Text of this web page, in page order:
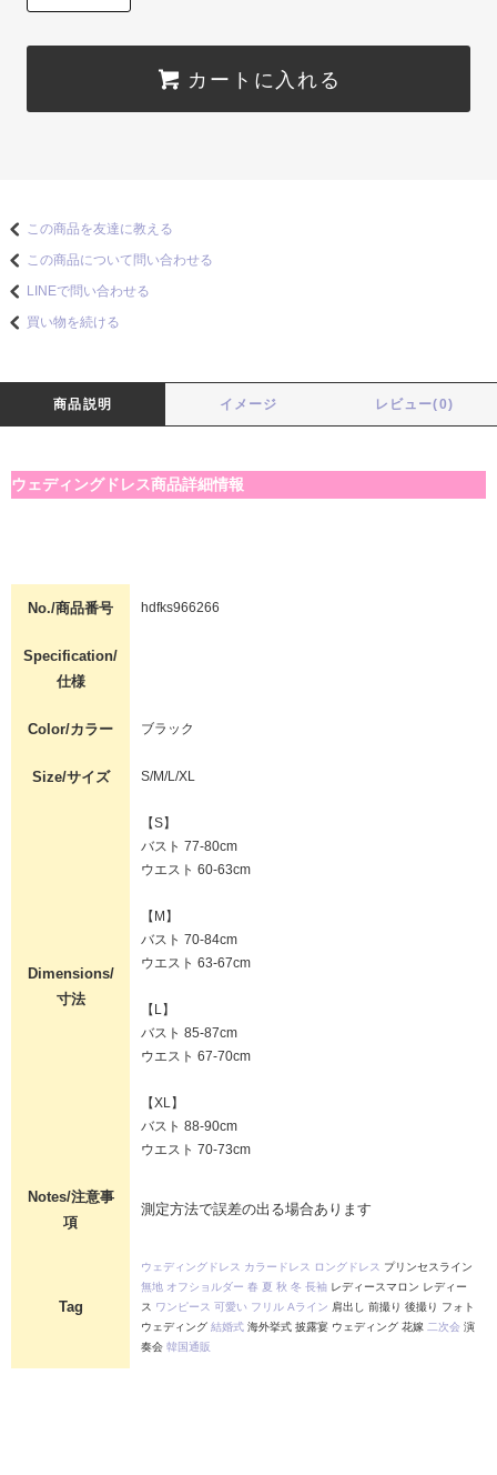
カートに入れる
この商品を友達に教える
この商品について問い合わせる
LINEで問い合わせる
買い物を続ける
商品説明 イメージ レビュー(0)
ウェディングドレス商品詳細情報
No./商品番号 hdfks966266
Specification/
仕様
Color/カラー ブラック
Size/サイズ S/M/L/XL
Dimensions/
寸法
【S】
バスト 77-80cm
ウエスト 60-63cm
【M】
バスト 70-84cm
ウエスト 63-67cm
【L】
バスト 85-87cm
ウエスト 67-70cm
【XL】
バスト 88-90cm
ウエスト 70-73cm
Notes/注意事
項
測定方法で誤差の出る場合あります
Tag
ウェディングドレス カラードレス ロングドレス プリンセスライン
無地 オフショルダー 春 夏 秋 冬 長袖 レディースマロン レディー
ス ワンピース 可愛い フリル Aライン 肩出し 前撮り 後撮り フォト
ウェディング 結婚式 海外挙式 披露宴 ウェディング 花嫁 二次会 演
奏会 韓国通販